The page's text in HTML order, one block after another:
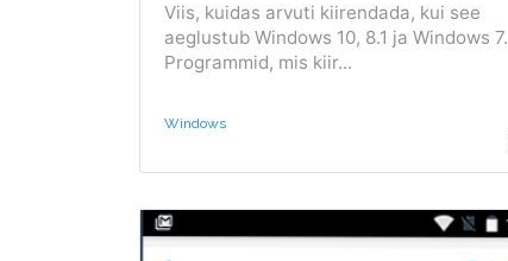
Viis, kuidas arvuti kiirendada, kui see
aeglustub Windows 10, 8.1 ja Windows 7.
Programmid, mis kiir...
Windows